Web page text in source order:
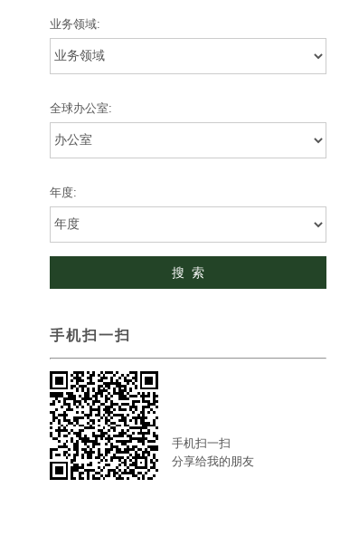
业务领域:
全球办公室:
年度:
手机扫一扫
手机扫一扫
分享给我的朋友